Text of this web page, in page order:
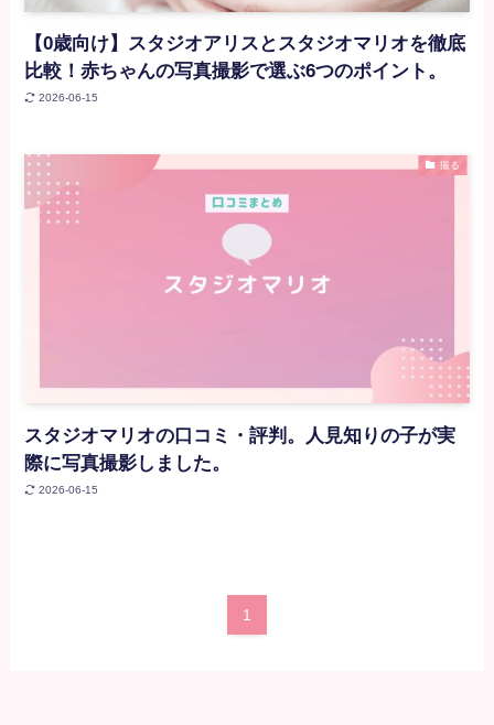
【0歳向け】スタジオアリスとスタジオマリオを徹底
比較！赤ちゃんの写真撮影で選ぶ6つのポイント。
2026-06-15
撮る
スタジオマリオの口コミ・評判。人見知りの子が実
際に写真撮影しました。
2026-06-15
1